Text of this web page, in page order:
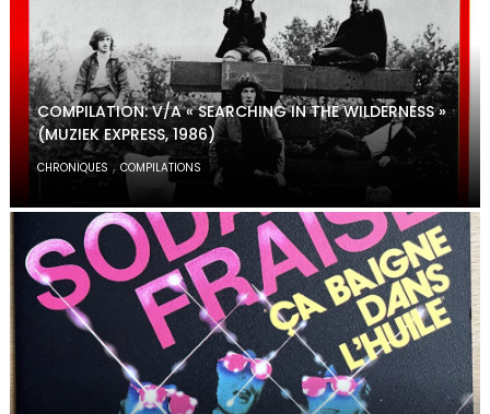
COMPILATION: V/A « SEARCHING IN THE WILDERNESS »
(MUZIEK EXPRESS, 1986)
CHRONIQUES ,COMPILATIONS